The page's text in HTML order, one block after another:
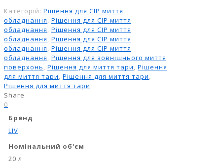
Категорій: Рішення для CIP миття
обладнання, Рішення для CIP миття
обладнання, Рішення для CIP миття
обладнання, Рішення для CIP миття
обладнання, Рішення для CIP миття
обладнання, Рішення для зовнішнього миття
поверхонь, Рішення для миття тари, Рішення
для миття тари, Рішення для миття тари,
Рішення для миття тари
Share
0
Бренд
LIV
Номінальний об'єм
20 л